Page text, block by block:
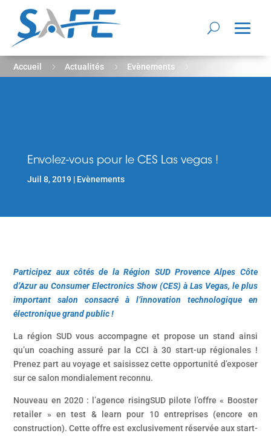
Accueil 5 Actualités 5 Evènements
Envolez-vous pour le CES Las vegas !
Juil 8, 2019 Evènements
Participez aux côtés de la Région SUD Provence Alpes Côte
d’Azur au Consumer Electronics Show (CES) à Las Vegas, le plus
important salon consacré à l’innovation technologique en
électronique grand public !
La région SUD vous accompagne et propose un stand ainsi
qu’un coaching assuré par la CCI à 30 start-up régionales !
Prenez part au voyage et saisissez cette opportunité d’exposer
sur ce salon mondialement reconnu.
Nouveau en 2020 : l’agence risingSUD pilote l’offre « Booster
retailer » en test & learn pour 10 entreprises (encore en
construction). Cette offre est exclusivement réservée aux start-